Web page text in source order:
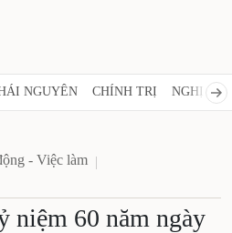
NGUYÊN CHÍNH TRỊ NGHỊ
- Việc làm
niệm 60 năm ngày